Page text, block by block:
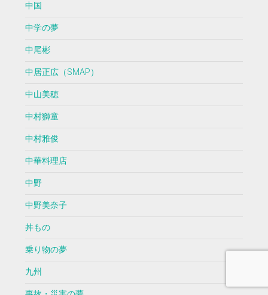
中国
中学の夢
中尾彬
中居正広（SMAP）
中山美穂
中村獅童
中村雅俊
中華料理店
中野
中野美奈子
丼もの
乗り物の夢
九州